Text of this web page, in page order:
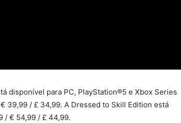
disponível para PC, PlayStation®5 e Xbox Series
39,99 / £ 34,99. A Dressed to Skill Edition está
/ € 54,99 / £ 44,99.